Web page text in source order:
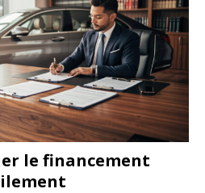
le financement